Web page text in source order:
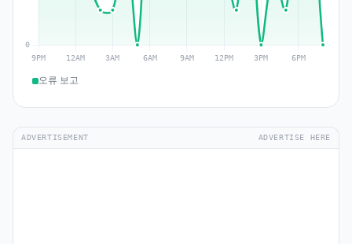
오류 보고
ADVERTISEMENT ADVERTISE HERE